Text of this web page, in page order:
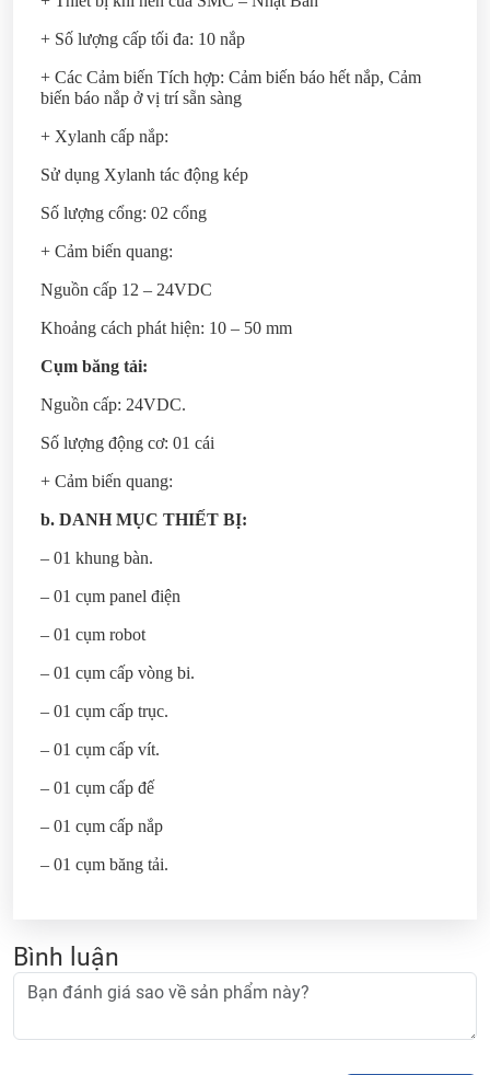
+ Số lượng cấp tối đa: 10 nắp
+ Các Cảm biến Tích hợp: Cảm biến báo hết nắp, Cảm
biến báo nắp ở vị trí sẵn sàng
+ Xylanh cấp nắp:
Sử dụng Xylanh tác động kép
Số lượng cổng: 02 cổng
+ Cảm biến quang:
Nguồn cấp 12 – 24VDC
Khoảng cách phát hiện: 10 – 50 mm
Cụm băng tải:
Nguồn cấp: 24VDC.
Số lượng động cơ: 01 cái
+ Cảm biến quang:
b. DANH MỤC THIẾT BỊ:
– 01 khung bàn.
– 01 cụm panel điện
– 01 cụm robot
– 01 cụm cấp vòng bi.
– 01 cụm cấp trục.
– 01 cụm cấp vít.
– 01 cụm cấp đế
– 01 cụm cấp nắp
– 01 cụm băng tải.
Bình luận